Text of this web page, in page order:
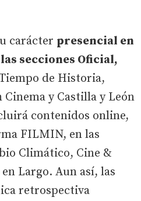
carácter presencial en
secciones Oficial,
de Historia,
Cinema y Castilla y León
contenidos online,
FILMIN, en las
Climático, Cine &
Largo. Aun así, las
retrospectiva